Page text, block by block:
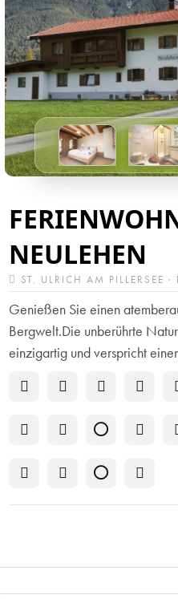
NEULEHEN
ST. ULRICH AM PILLERSEE
Genießen Sie einen
Bergwelt.Die unberührte
einzigartig und verspricht